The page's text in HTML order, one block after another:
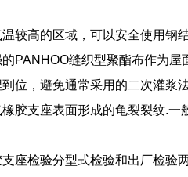
较高的区域，可以安全使用钢
PANHOO缝织型聚酯布作为屋
位，避免通常采用的二次灌浆
胶支座表面形成的龟裂裂纹.
座检验分型式检验和出厂检验